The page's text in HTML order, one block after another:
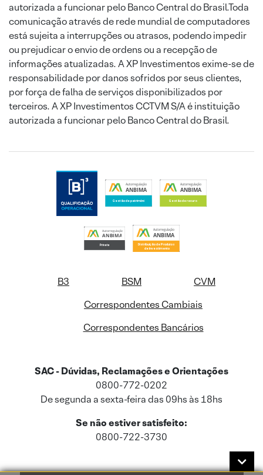
autorizada a funcionar pelo Banco Central do Brasil.Toda
comunicação através de rede mundial de computadores
está sujeita a interrupções ou atrasos, podendo impedir
ou prejudicar o envio de ordens ou a recepção de
informações atualizadas. A XP Investimentos exime-se de
responsabilidade por danos sofridos por seus clientes,
por força de falha de serviços disponibilizados por
terceiros. A XP Investimentos CCTVM S/A é instituição
autorizada a funcionar pelo Banco Central do Brasil.
B3 BSM
CVM
Correspondentes Cambiais
Correspondentes Bancários
SAC - Dúvidas, Reclamações e Orientações
0800-772-0202
De segunda a sexta-feira das 09hs às 18hs
Se não estiver satisfeito:
0800-722-3730